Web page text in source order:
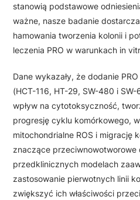
stanowią podstawowe
ważne, nasze badanie
hamowania tworzenia kolonii i
leczenia PRO w warunkach in
Dane wykazały, że dodanie
(HCT-116, HT-29, SW-480 i
wpływ na cytotoksyczność,
progresję cyklu komórkowego,
mitochondrialne ROS i migrację
znaczące przeciwnowotworowe
przedklinicznych modelach
zastosowanie pierwotnych linii
zwiększyć ich właściwości